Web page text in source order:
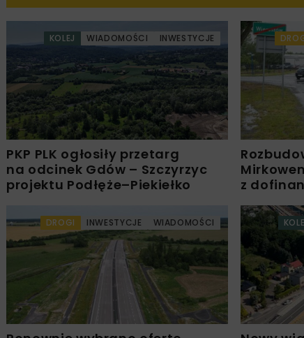
KOLEJ WIADOMOŚCI INWESTYCJE
PKP PLK ogłosiły przetarg
na odcinek Gdów – Szczyrzyc
projektu Podłęże–Piekiełko
z
DROGI INWESTYCJE WIADOMOŚCI